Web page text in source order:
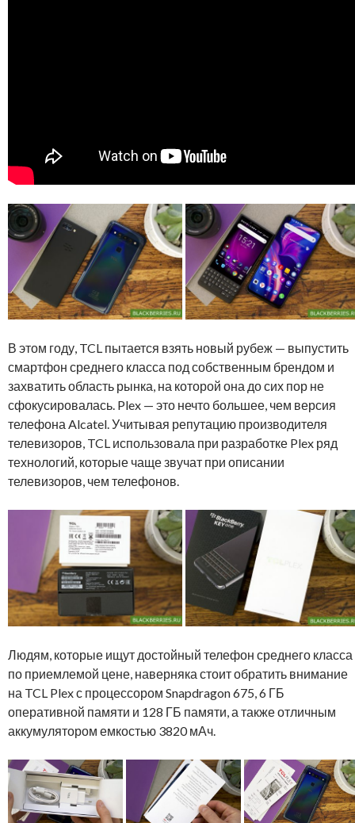
В этом году, TCL пытается взять новый рубеж — выпустить
смартфон среднего класса под собственным брендом и
захватить область рынка, на которой она до сих пор не
сфокусировалась. Plex — это нечто большее, чем версия
телефона Alcatel. Учитывая репутацию производителя
телевизоров, TCL использовала при разработке Plex ряд
технологий, которые чаще звучат при описании
телевизоров, чем телефонов.
Людям, которые ищут достойный телефон среднего класса
по приемлемой цене, наверняка стоит обратить внимание
на TCL Plex с процессором Snapdragon 675, 6 ГБ
оперативной памяти и 128 ГБ памяти, а также отличным
аккумулятором емкостью 3820 мАч.